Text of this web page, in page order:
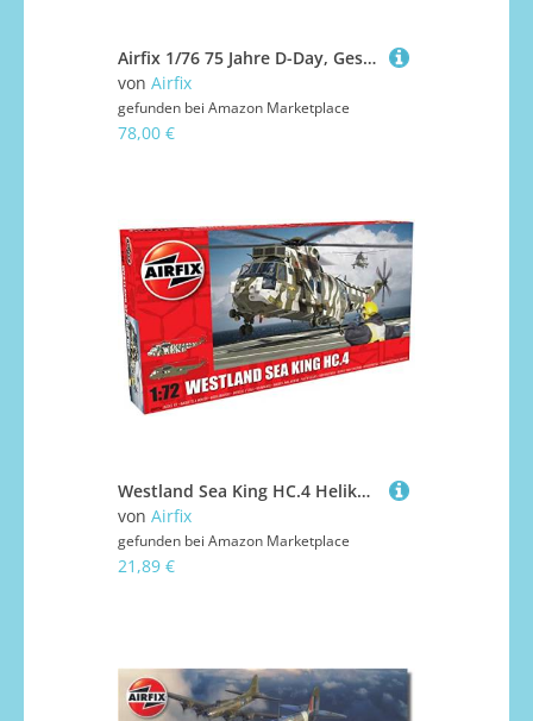
Airfix 1/76 75 Jahre D-Day, Geschenk-Set, Operation Overlord
von Airfix
gefunden bei Amazon Marketplace
78,00 €
Westland Sea King HC.4 Helikopter Modellbausatz
von Airfix
gefunden bei Amazon Marketplace
21,89 €